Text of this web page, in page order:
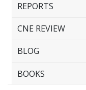
REPORTS
CNE REVIEW
BLOG
BOOKS